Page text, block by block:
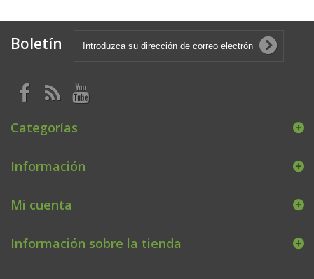
Boletín
Categorías
Información
Mi cuenta
Información sobre la tienda